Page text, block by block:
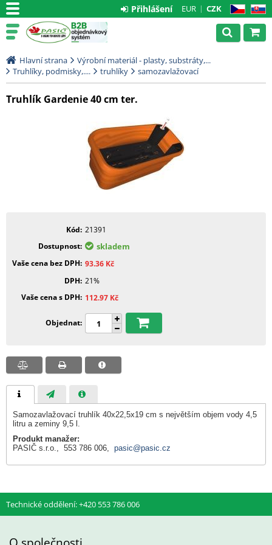
CZ SK
EUR CZK
Přihlášení
Hlavní strana
Výrobní materiál - plasty, substráty,...
Truhlíky, podmisky,....
truhlíky samozavlažovací
Truhlík Gardenie 40 cm ter.
Kód 21391
Dostupnost
skladem
Vaše cena bez DPH 93.36 Kč
DPH 21%
Vaše cena s DPH 112.97 Kč
Objednat
Samozavlažovací truhlík 40x22,5x19 cm s největším objem vody 4,5
litru a zeminy 9,5 l.
Produkt manažer:
PASIČ s.r.o., 553 786 006, pasic@pasic.cz
Technické oddělení: +420 553 786 006